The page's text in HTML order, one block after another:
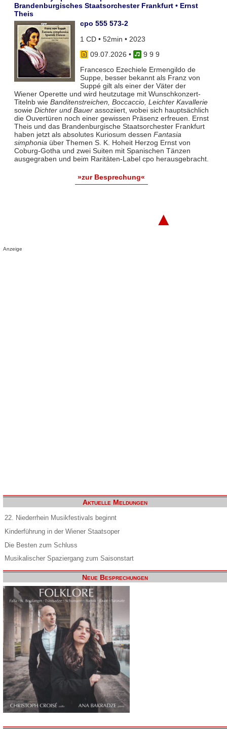
Brandenburgisches Staatsorchester Frankfurt • Ernst
Theis
cpo 555 573-2
1 CD • 52min • 2023
09.07.2026 •
9 9 9
Francesco Ezechiele Ermengildo de
Suppe, besser bekannt als Franz von
Suppé gilt als einer der Väter der
Wiener Operette und wird heutzutage mit Wunschkonzert-
Titelnb wie Banditenstreichen, Boccaccio, Leichter Kavallerie
sowie Dichter und Bauerassoziiert, wobei sich hauptsächlich
die Ouvertüren noch einer gewissen Präsenz erfreuen. Ernst
Theis und das Brandenburgische Staatsorchester Frankfurt
haben jetzt als absolutes Kuriosum dessen Fantasia
simphoniaüber Themen S. K. Hoheit Herzog Ernst von
Coburg-Gotha und zwei Suiten mit Spanischen Tänzen
ausgegraben und beim Raritäten-Label cpo herausgebracht.
»zur Besprechung«
▲
Anzeige
Aktuelle Meldungen
22. Niederrhein Musikfestivals beginnt
Kinderführung in der Wiener Staatsoper
Die Besten zum Schluss
Musikalischer Spaziergang zum Saisonstart
Neue Besprechungen